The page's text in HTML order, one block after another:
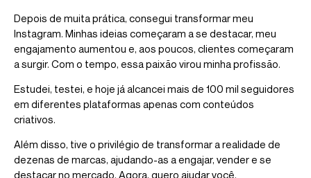
Depois de muita prática, consegui transformar meu
Instagram. Minhas ideias começaram a se destacar, meu
engajamento aumentou e, aos poucos, clientes começaram
a surgir. Com o tempo, essa paixão virou minha profissão.
Estudei, testei, e hoje já alcancei mais de 100 mil seguidores
em diferentes plataformas apenas com conteúdos
criativos.
Além disso, tive o privilégio de transformar a realidade de
dezenas de marcas, ajudando-as a engajar, vender e se
destacar no mercado. Agora, quero ajudar você.